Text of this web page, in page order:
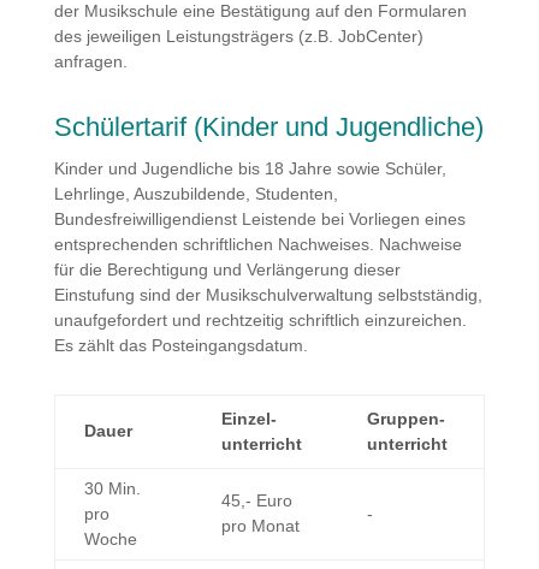
der Musikschule eine Bestätigung auf den Formularen
des jeweiligen Leistungsträgers (z.B. JobCenter)
anfragen.
Schülertarif (Kinder und Jugendliche)
Kinder und Jugendliche bis 18 Jahre sowie Schüler,
Lehrlinge, Auszubildende, Studenten,
Bundesfreiwilligendienst Leistende bei Vorliegen eines
entsprechenden schriftlichen Nachweises. Nachweise
für die Berechtigung und Verlängerung dieser
Einstufung sind der Musikschulverwaltung selbstständig,
unaufgefordert und rechtzeitig schriftlich einzureichen.
Es zählt das Posteingangsdatum.
Dauer
Einzel­
unterricht
Gruppen­
unterricht
30 Min.
pro
Woche
45,- Euro
pro Monat
-